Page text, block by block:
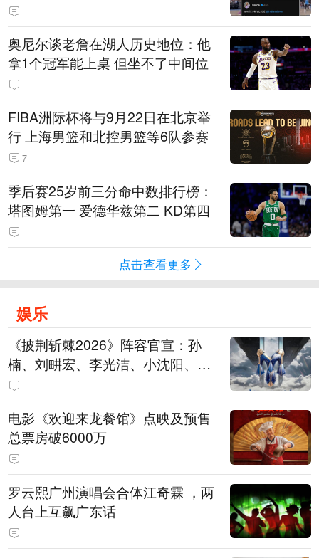
奥尼尔谈老詹在湖人历史地位：他
拿1个冠军能上桌 但坐不了中间位
FIBA洲际杯将与9月22日在北京举
行 上海男篮和北控男篮等6队参赛
7
季后赛25岁前三分命中数排行榜：
塔图姆第一 爱德华兹第二 KD第四
点击查看更多
娱乐
《披荆斩棘2026》阵容官宣：孙
楠、刘畊宏、李光洁、小沈阳、余
文乐、王传君等28位艺人
电影《欢迎来龙餐馆》点映及预售
总票房破6000万
罗云熙广州演唱会合体江奇霖 ，两
人台上互飙广东话